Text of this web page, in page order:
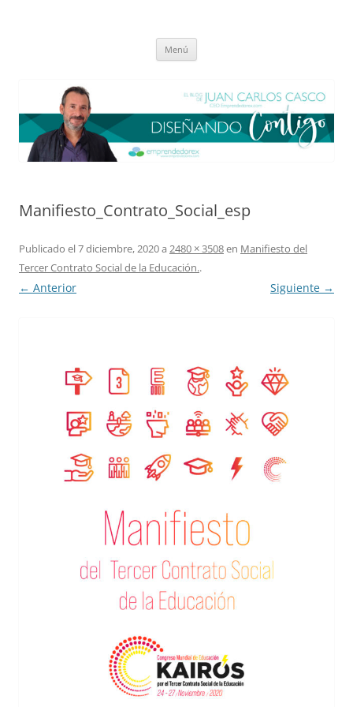
Menú
Manifiesto_Contrato_Social_esp
Publicado el7 diciembre, 2020a 2480 × 3508en Manifiesto del
Tercer Contrato Social de la Educación..
← Anterior Siguiente →